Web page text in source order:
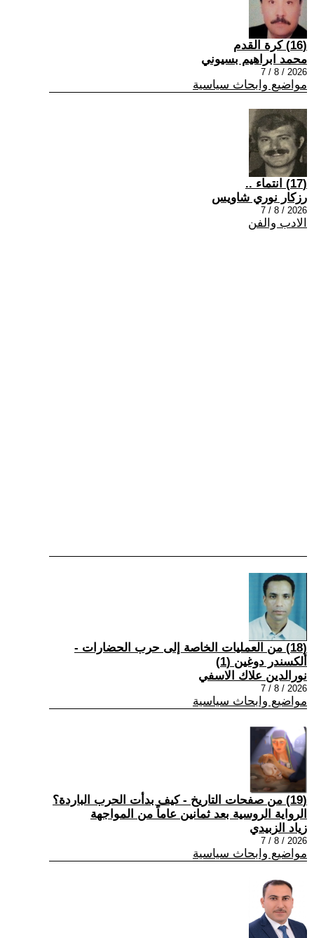
(16) كرة القدم
محمد ابراهيم بسيوني
2026 / 8 / 7
مواضيع وابحاث سياسية
(17) انتماء ..
رزكار نوري شاويس
2026 / 8 / 7
الادب والفن
(18) من العمليات الخاصة إلى حرب الحضارات -
ألكسندر دوغين (1)
نورالدين علاك الاسفي
2026 / 8 / 7
مواضيع وابحاث سياسية
(19) من صفحات التاريخ - كيف بدأت الحرب الباردة؟
الرواية الروسية بعد ثمانين عاماً من المواجهة
زياد الزبيدي
2026 / 8 / 7
مواضيع وابحاث سياسية